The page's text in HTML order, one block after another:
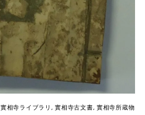
實相寺ライブラリ ,實相寺古文書, 實相寺所蔵物